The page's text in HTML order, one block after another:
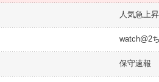
人気急上昇
watch@2
保守速報